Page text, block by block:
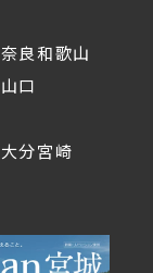
奈良和歌山
山口
大分宮崎